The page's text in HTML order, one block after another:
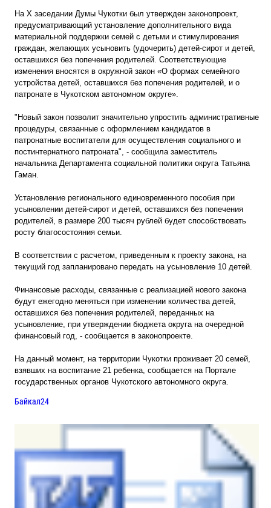
На X заседании Думы Чукотки был утвержден законопроект,
предусматривающий установление дополнительного вида
материальной поддержки семей с детьми и стимулирования
граждан, желающих усыновить (удочерить) детей-сирот и детей,
оставшихся без попечения родителей. Соответствующие
изменения вносятся в окружной закон «О формах семейного
устройства детей, оставшихся без попечения родителей, и о
патронате в Чукотском автономном округе».
"Новый закон позволит значительно упростить административные
процедуры, связанные с оформлением кандидатов в
патронатные воспитатели для осуществления социального и
постинтернатного патроната", - сообщила заместитель
начальника Департамента социальной политики округа Татьяна
Гаман.
Установление регионального единовременного пособия при
усыновлении детей-сирот и детей, оставшихся без попечения
родителей, в размере 200 тысяч рублей будет способствовать
росту благосостояния семьи.
В соответствии с расчетом, приведенным к проекту закона, на
текущий год запланировано передать на усыновление 10 детей.
Финансовые расходы, связанные с реализацией нового закона
будут ежегодно меняться при изменении количества детей,
оставшихся без попечения родителей, переданных на
усыновление, при утверждении бюджета округа на очередной
финансовый год, - сообщается в законопроекте.
На данный момент, на территории Чукотки проживает 20 семей,
взявших на воспитание 21 ребенка, сообщается на Портале
государственных органов Чукотского автономного округа.
Байкал24